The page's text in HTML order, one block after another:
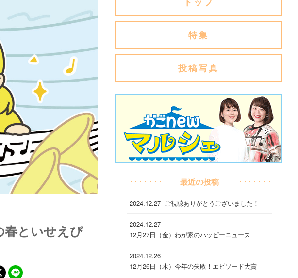
といせえび
特集
投稿写真
最近の投稿
2024.12.27 ご視聴ありがとうございました！
2024.12.27
12月27日（金）わが家のハッピーニュース
2024.12.26
12月26日（木）今年の失敗！エピソード大賞